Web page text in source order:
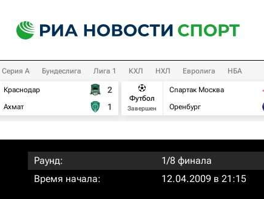
Серия А Бундеслига Лига 1 КХЛ НХЛ Евролига НБА
Краснодар
Ахмат
2
1
Футбол
Завершен
Спартак Москва
Оренбург
Раунд:
1/8 финала
Время начала:
12.04.2009 в 21:15